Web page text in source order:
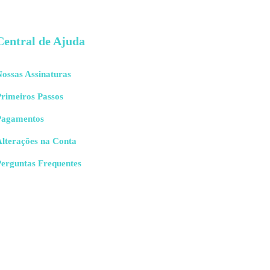
de Ajuda
Assinaturas
Passos
na Conta
Frequentes